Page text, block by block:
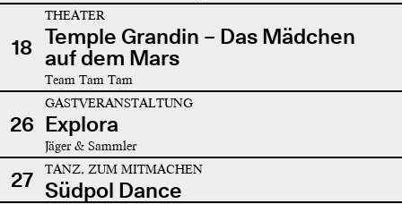
18
THEATER
Temple Grandin – Das Mädchen
auf dem Mars
Team Tam Tam
26
GASTVERANSTALTUNG
Explora
Jäger & Sammler
27 TANZ, ZUM MITMACHEN
Südpol Dance